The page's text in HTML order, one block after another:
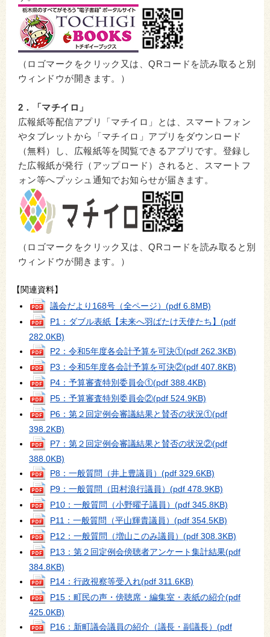
（ロゴマークをクリック又は、QRコードを読み取ると別
ウィンドウが開きます。）
2．「マチイロ」
広報紙等配信アプリ「マチイロ」とは、スマートフォン
やタブレットから「マチイロ」アプリをダウンロード
（無料）し、広報紙等を閲覧できるアプリです。登録し
た広報紙が発行（アップロード）されると、スマートフ
ォン等へプッシュ通知でお知らせが届きます。
（ロゴマークをクリック又は、QRコードを読み取ると別
ウィンドウが開きます。）
【関連資料】
議会だより168号（全ページ） (pdf 6.8MB)
P1：ダブル表紙【未来へ羽ばたけ天使たち】 (pdf
282.0KB)
P2：令和5年度各会計予算を可決①(pdf 262.3KB)
P3：令和5年度各会計予算を可決②(pdf 407.8KB)
P4：予算審査特別委員会①(pdf 388.4KB)
P5：予算審査特別委員会②(pdf 524.9KB)
P6：第２回定例会審議結果と賛否の状況①(pdf
398.2KB)
P7：第２回定例会審議結果と賛否の状況②(pdf
388.0KB)
P8：一般質問（井上豊議員） (pdf 329.6KB)
P9：一般質問（田村浪行議員） (pdf 478.9KB)
P10：一般質問（小野曜子議員） (pdf 345.8KB)
P11：一般質問（平山輝貴議員） (pdf 354.5KB)
P12：一般質問（増山このみ議員） (pdf 308.3KB)
P13：第２回定例会傍聴者アンケート集計結果(pdf
384.8KB)
P14：行政視察等受入れ(pdf 311.6KB)
P15：町民の声・傍聴席・編集室・表紙の紹介(pdf
425.0KB)
P16：新町議会議員の紹介（議長・副議長） (pdf